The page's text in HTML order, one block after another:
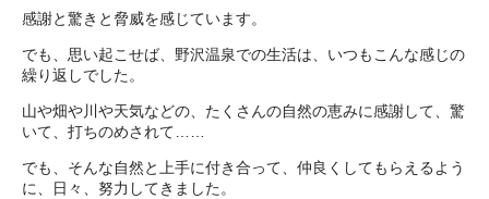
感謝と驚きと脅威を感じています。
でも、思い起こせば、野沢温泉での生活は、いつもこんな感じの
繰り返しでした。
山や畑や川や天気などの、たくさんの自然の恵みに感謝して、驚
いて、打ちのめされて……
でも、そんな自然と上手に付き合って、仲良くしてもらえるよう
に、日々、努力してきました。